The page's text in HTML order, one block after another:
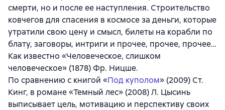
смерти, но и после ее наступления. Строительство
ковчегов для спасения в космосе за деньги, которые
утратили свою цену и смысл, билеты на корабли по
блату, заговоры, интриги и прочее, прочее, прочее…
Как известно «Человеческое, слишком
человеческое» (1878) Фр. Ницше.
По сравнению с книгой «Под куполом» (2009) Ст.
Кинг, в романе «Темный лес» (2008) Л. Цысинь
выписывает цель, мотивацию и перспективу своих